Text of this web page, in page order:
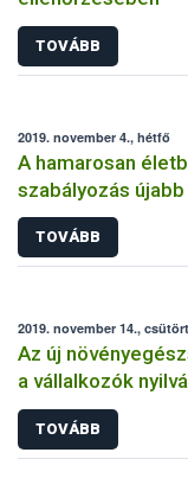
TOVÁBB
2019. november 4., hétfő
A hamarosan
szabályozás
novemberben
TOVÁBB
2019. november 14.,
Az új
a vállalkozók
TOVÁBB